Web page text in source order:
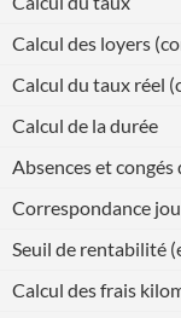
Calcul des loyers
Calcul du taux réel
Calcul de la durée
Absences et congés
Correspondance
Seuil de rentabilité
Calcul des frais